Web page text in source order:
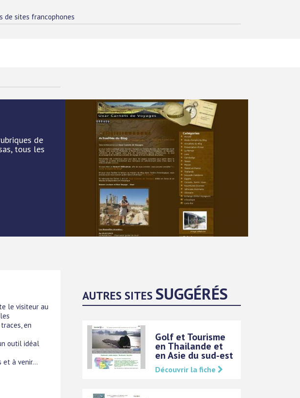
de sites francophones
de
tous les
le visiteur au
en
outil idéal
et à venir...
AUTRES SITESSUGGÉRÉS
Golf et Tourisme
en Thailande et
en Asie du sud-est
Découvrir la fiche